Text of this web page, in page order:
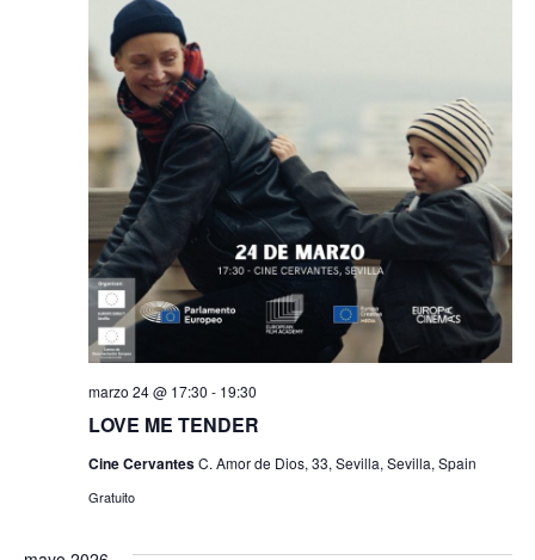
LOVE ME TENDER
marzo 24 @ 17:30 - 19:30
Cine CervantesC. Amor de Dios, 33, Sevilla, Sevilla, Spain
Gratuito